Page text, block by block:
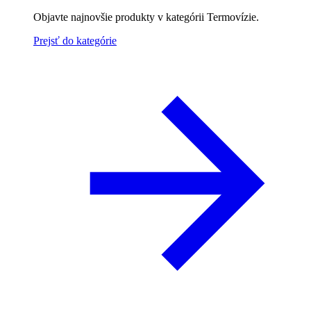
Objavte najnovšie produkty v kategórii Termovízie.
Prejsť do kategórie